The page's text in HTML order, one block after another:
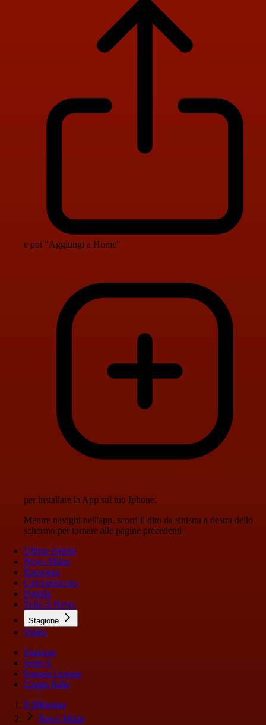
e poi "Aggiungi a Home"
per installare la App sul tuo Iphone.
Mentre navighi nell'app, scorri il dito da sinistra a destra dello
schermo per tornare alle pagine precedenti
Ultime notizie
News Milan
Rassegna
Calciomercato
Pagelle
Serie A News
Stagione
Video
Stagione
Serie A
Europa League
Coppa Italia
Il Milanista
News Milan